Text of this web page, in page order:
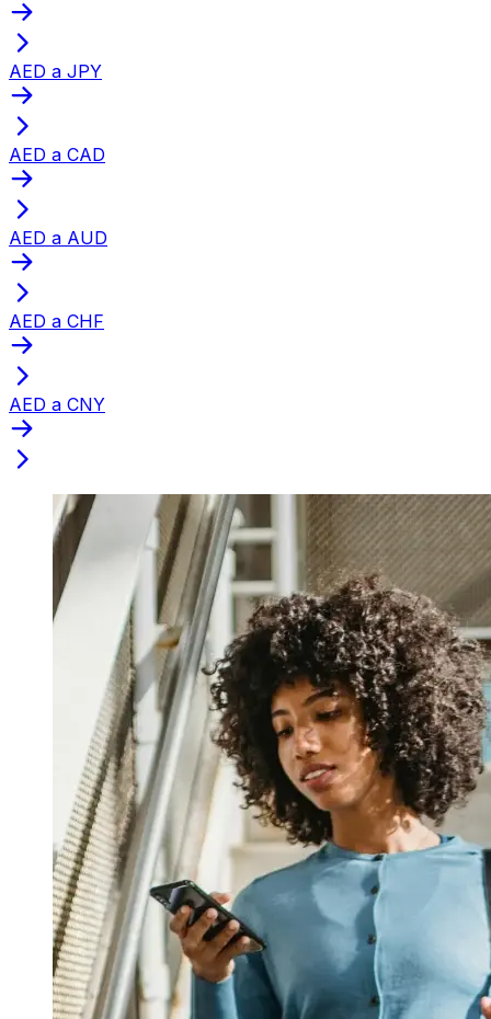
AED a JPY
AED a CAD
AED a AUD
AED a CHF
AED a CNY